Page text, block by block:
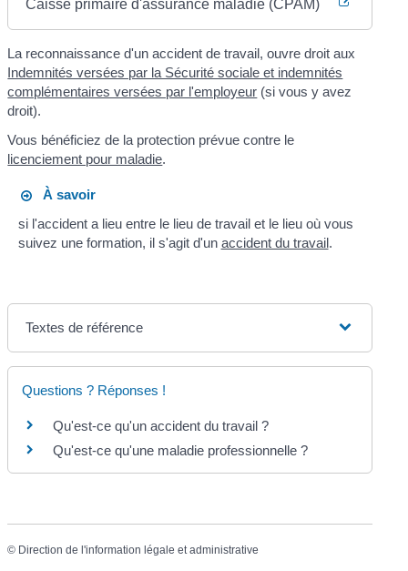
Caisse primaire d'assurance maladie (CPAM)
La reconnaissance d'un accident de travail, ouvre droit aux
Indemnités versées par la Sécurité sociale et indemnités
complémentaires versées par l'employeur (si vous y avez
droit).
Vous bénéficiez de la protection prévue contre le
licenciement pour maladie.
À savoir
si l'accident a lieu entre le lieu de travail et le lieu où vous
suivez une formation, il s'agit d'un accident du travail.
Textes de référence
Questions ? Réponses !
Qu'est-ce qu'un accident du travail ?
Qu'est-ce qu'une maladie professionnelle ?
© Direction de l'information légale et administrative